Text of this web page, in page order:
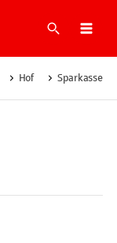
Suche
Hof Sparkasse